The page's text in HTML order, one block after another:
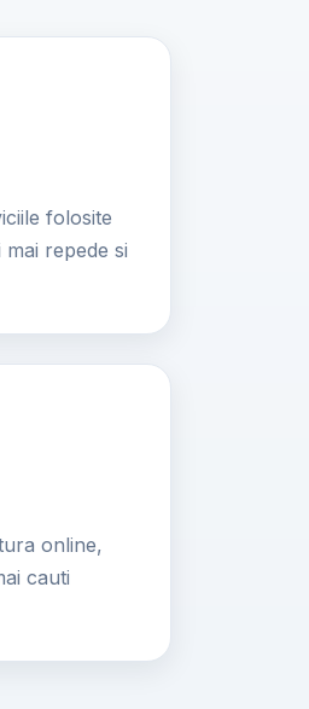
folosite
repede si
online,
cauti